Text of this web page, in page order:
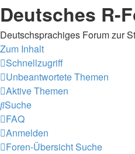
Deutsches R-
Deutschsprachiges Forum zur
Zum Inhalt
Schnellzugriff
Unbeantwortete Themen
Aktive Themen
Suche
FAQ
Anmelden
Foren-ÜbersichtSuche